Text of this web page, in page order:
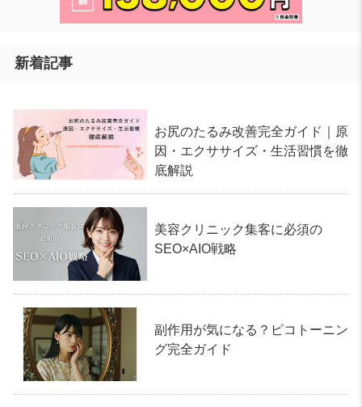
新着記事
お尻のたるみ改善完全ガイド｜原
因・エクササイズ・生活習慣を徹
底解説
美容クリニック集客に必須の
SEO×AIO戦略
副作用が気になる？ピコトーニン
グ完全ガイド